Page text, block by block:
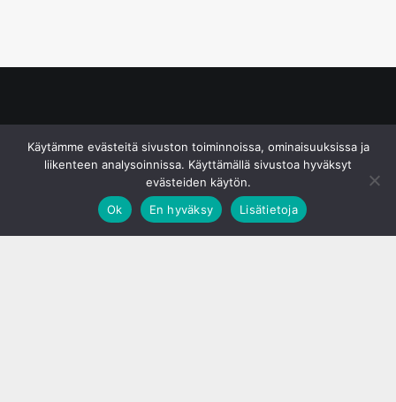
Käytämme evästeitä sivuston toiminnoissa, ominaisuuksissa ja
liikenteen analysoinnissa. Käyttämällä sivustoa hyväksyt
evästeiden käytön.
Ok
En hyväksy Lisätietoja